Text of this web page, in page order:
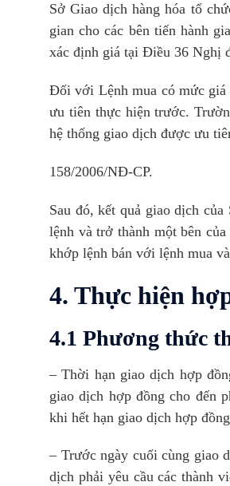
Sở Giao dịch hàng hóa tổ
gian cho các bên tiến hành
xác định giá tại Điều 36 Nghị
Đối với Lệnh mua có mức giá
ưu tiên thực hiện trước.
hệ thống giao dịch được ưu
158/2006/NĐ-CP.
Sau đó, kết quả giao dịch
lệnh và trở thành một bên
khớp lệnh bán với lệnh mua
4. Thực hiện
4.1 Phương thức
– Thời hạn giao dịch hợp
giao dịch hợp đồng cho đến
khi hết hạn giao dịch hợp
– Trước ngày cuối cùng giao
dịch phải yêu cầu các thành